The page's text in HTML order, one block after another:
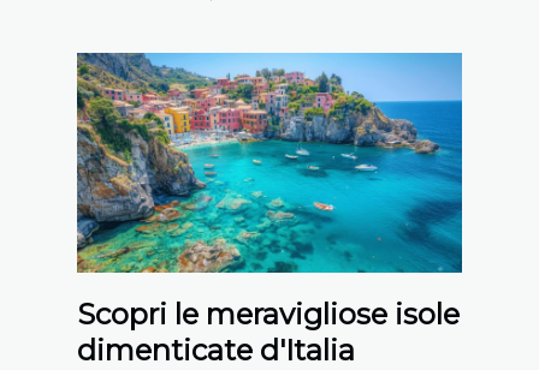
Scopri le meravigliose isole
dimenticate d'Italia